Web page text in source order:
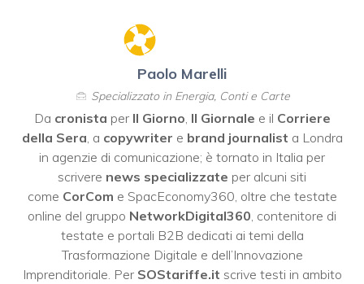
Paolo Marelli
Specializzato in Energia, Conti e Carte
Da cronista per Il Giorno Il Giornale e il Corriere
della Sera , a copywriter e brand journalist a Londra
in agenzie di comunicazione; è tornato in Italia per
scrivere news specializzate per alcuni siti
come CorCom e SpacEconomy360, oltre che testate
online del gruppo NetworkDigital360 , contenitore di
testate e portali B2B dedicati ai temi della
Trasformazione Digitale e dell’Innovazione
Imprenditoriale. Per SOStariffe.it scrive testi in ambito